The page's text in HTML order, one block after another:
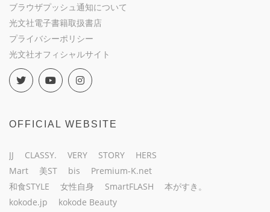
ブラウザプッシュ通知について
光文社電子書籍取扱書店
プライバシーポリシー
光文社オフィシャルサイト
OFFICIAL WEBSITE
JJ CLASSY. VERY STORY
HERS
Mart
美ST bis
Premium-K.net
和食STYLE
女性自身 SmartFLASH
本がすき。
kokode.jp
kokode Beauty